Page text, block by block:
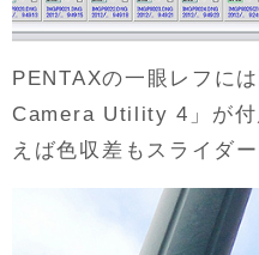
PENTAXの一眼レフに
Camera Utility 4」が付
えば色収差もスライダ